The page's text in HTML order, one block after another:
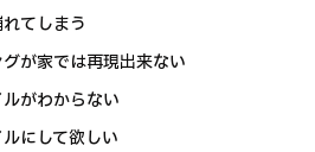
てしまう
が家では再現出来ない
がわからない
にして欲しい